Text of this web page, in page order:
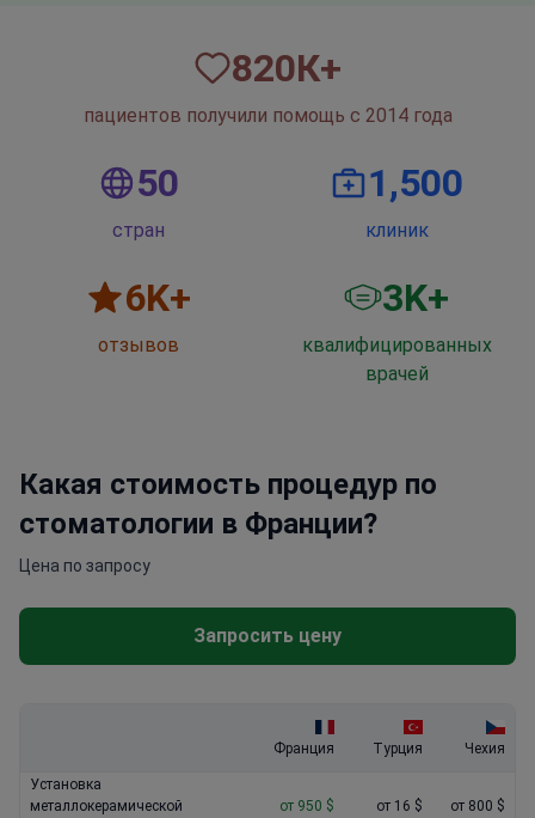
820К+
пациентов получили помощь с 2014 года
50
стран
1,500
клиник
6K+
отзывов
3K+
квалифицированных
врачей
Какая стоимость процедур по
стоматологии в Франции?
Цена по запросу
Запросить цену
Франция Турция Чехия
Установка
металлокерамической
от 950 $ от 16 $ от 800 $